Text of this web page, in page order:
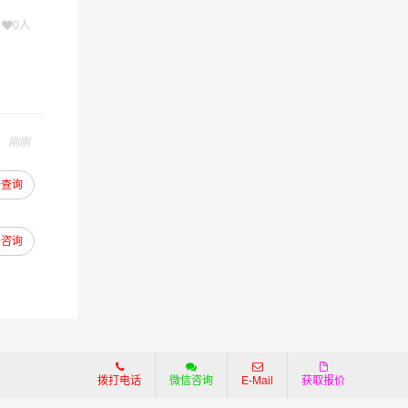
决物
适您
0人
刚刚
询
询
拨打电话 微信咨询 E-Mail 获取报价